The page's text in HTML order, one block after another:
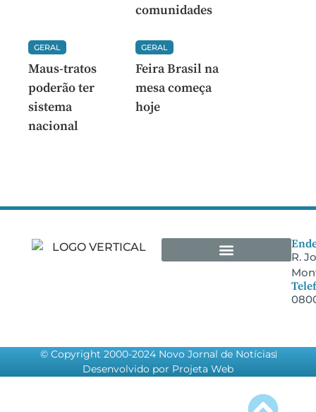
comunidades
GERAL
Maus-tratos
poderão ter
sistema
nacional
GERAL
Feira Brasil na
mesa começa
hoje
R.
© Copyright 2000-2024 Novo Jornal de Notícias
Desenvolvido por Projeta Web